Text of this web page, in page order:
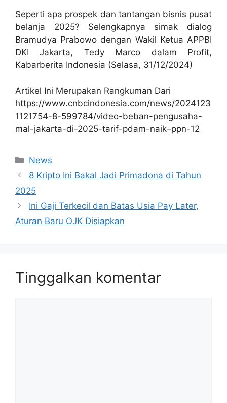
Seperti apa prospek dan tantangan bisnis pusat
belanja 2025?
Selengkapnya simak dialog
Bramudya Prabowo dengan Wakil Ketua APPBI
DKI Jakarta, Tedy Marco dalam Profit,
Kabarberita Indonesia (Selasa, 31/12/2024)
Artikel Ini Merupakan Rangkuman Dari
https://www.cnbcindonesia.com/news/2024123
1121754-8-599784/video-beban-pengusaha-
mal-jakarta-di-2025-tarif-pdam-naik–ppn-12
Kategori
News
8 Kripto Ini Bakal Jadi Primadona di Tahun
2025
Ini Gaji Terkecil dan Batas Usia Pay Later,
Aturan Baru OJK Disiapkan
Tinggalkan komentar